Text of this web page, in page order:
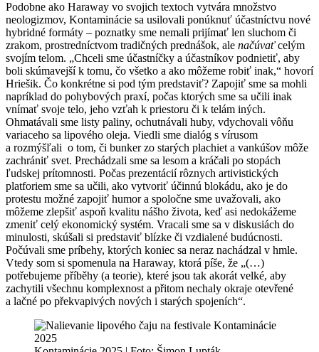
Podobne ako Haraway vo svojich textoch vytvára množstvo
neologizmov, Kontaminácie sa usilovali ponúknuť účastníctvu nové
hybridné formáty – poznatky sme nemali prijímať len sluchom či
zrakom, prostredníctvom tradičných prednášok, ale načúvaťcelým
svojím telom. „Chceli sme účastníčky a účastníkov podnietiť, aby
boli skúmavejší k tomu, čo všetko a ako môžeme robiť inak,“ hovorí
Hriešik. Čo konkrétne si pod tým predstaviť? Zapojiť sme sa mohli
napríklad do pohybových praxí, počas ktorých sme sa učili inak
vnímať svoje telo, jeho vzťah k priestoru či k telám iných.
Ohmatávali sme listy paliny, ochutnávali huby, vdychovali vôňu
variaceho sa lipového oleja. Viedli sme dialóg s vírusom
a rozmýšľali o tom, či bunker zo starých plachiet a vankúšov môže
zachrániť svet. Prechádzali sme sa lesom a kráčali po stopách
ľudskej prítomnosti. Počas prezentácií rôznych artivistických
platforiem sme sa učili, ako vytvoriť účinnú blokádu, ako je do
protestu možné zapojiť humor a spoločne sme uvažovali, ako
môžeme zlepšiť aspoň kvalitu nášho života, keď asi nedokážeme
zmeniť celý ekonomický systém. Vracali sme sa v diskusiách do
minulosti, skúšali si predstaviť blízke či vzdialené budúcnosti.
Počúvali sme príbehy, ktorých koniec sa neraz nachádzal v hmle.
Vtedy som si spomenula na Haraway, ktorá píše, že „(…)
potřebujeme příběhy (a teorie), které jsou tak akorát velké, aby
zachytili všechnu komplexnost a přitom nechaly okraje otevřené
a lačné po překvapivých nových i starých spojeních“.